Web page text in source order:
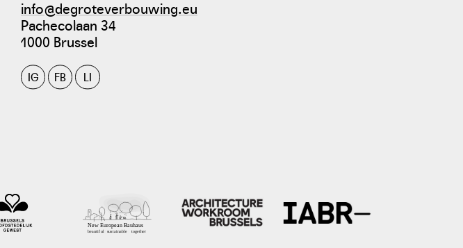
info@degroteverbouwing.eu
Pachecolaan 34
1000 Brussel
IG FB LI